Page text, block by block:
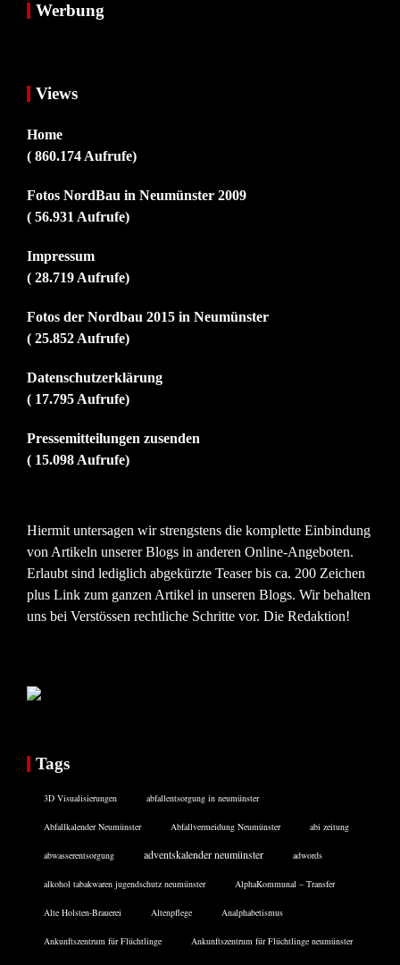
Werbung
Views
Home
( 860.174 Aufrufe)
Fotos NordBau in Neumünster 2009
( 56.931 Aufrufe)
Impressum
( 28.719 Aufrufe)
Fotos der Nordbau 2015 in Neumünster
( 25.852 Aufrufe)
Datenschutzerklärung
( 17.795 Aufrufe)
Pressemitteilungen zusenden
( 15.098 Aufrufe)
Hiermit untersagen wir strengstens die komplette Einbindung
von Artikeln unserer Blogs in anderen Online-Angeboten.
Erlaubt sind lediglich abgekürzte Teaser bis ca. 200 Zeichen
plus Link zum ganzen Artikel in unseren Blogs. Wir behalten
uns bei Verstössen rechtliche Schritte vor. Die Redaktion!
Tags
3D Visualisierungen abfallentsorgung in neumünster
Abfallkalender Neumünster Abfallvermeidung Neumünster abi zeitung
abwasserentsorgung adventskalender neumünster adwords
alkohol tabakwaren jugendschutz neumünster AlphaKommunal – Transfer
Alte Holsten-Brauerei Altenpflege Analphabetismus
Ankunftszentrum für Flüchtlinge Ankunftszentrum für Flüchtlinge neumünster